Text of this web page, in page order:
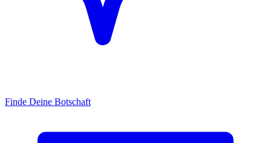
Finde Deine Botschaft